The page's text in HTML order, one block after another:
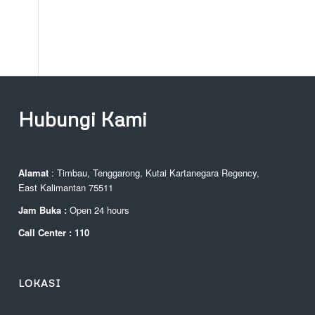
Hubungi Kami
Alamat : Timbau, Tenggarong, Kutai Kartanegara Regency,
East Kalimantan 75511
Jam Buka :Open 24 hours
Call Center : 110
LOKASI